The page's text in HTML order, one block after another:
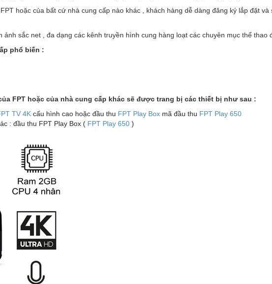
hoặc của bất cứ nhà cung cấp nào khác , khách hàng dễ dàng đăng ký lắp đặt
sắc net , đa dạng các kênh truyền hình cung hàng loạt các chuyên mục thể thao
phổ biến :
FPT hoặc của nhà cung cấp khác sẽ được trang bị các thiết bị như sau :
TV 4K cấu hình cao hoặc đầu thu FPT Play Box mã đầu thu FPT Play 650
: đầu thu FPT Play Box ( FPT Play 650 )